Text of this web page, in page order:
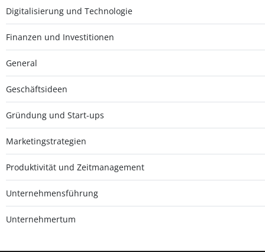
Digitalisierung und Technologie
Finanzen und Investitionen
General
Geschäftsideen
Gründung und Start-ups
Marketingstrategien
Produktivität und Zeitmanagement
Unternehmensführung
Unternehmertum